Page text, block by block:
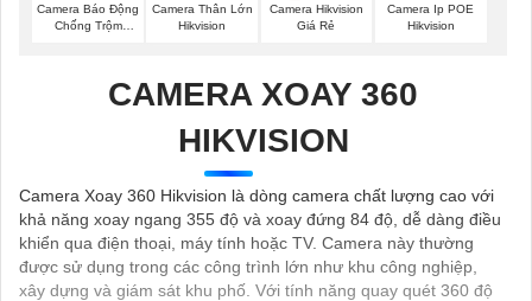
Camera Báo Động
Chống Trộm
Camera Thân Lớn
Hikvision
Camera Hikvision
Giá Rẻ
Camera Ip POE
Hikvision
CAMERA XOAY 360
HIKVISION
Camera Xoay 360 Hikvision là dòng camera chất lượng cao với
khả năng xoay ngang 355 độ và xoay đứng 84 độ, dễ dàng điều
khiển qua điện thoại, máy tính hoặc TV. Camera này thường
được sử dụng trong các công trình lớn như khu công nghiệp,
xây dựng và giám sát khu phố. Với tính năng quay quét 360 độ